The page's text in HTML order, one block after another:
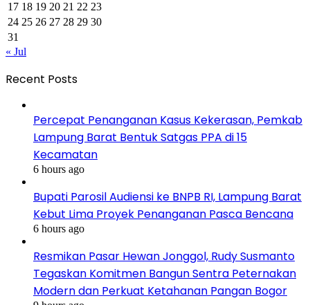
17 18 19 20 21 22 23
24 25 26 27 28 29 30
31
« Jul
Recent Posts
Percepat Penanganan Kasus Kekerasan, Pemkab
Lampung Barat Bentuk Satgas PPA di 15
Kecamatan
6 hours ago
Bupati Parosil Audiensi ke BNPB RI, Lampung Barat
Kebut Lima Proyek Penanganan Pasca Bencana
6 hours ago
Resmikan Pasar Hewan Jonggol, Rudy Susmanto
Tegaskan Komitmen Bangun Sentra Peternakan
Modern dan Perkuat Ketahanan Pangan Bogor